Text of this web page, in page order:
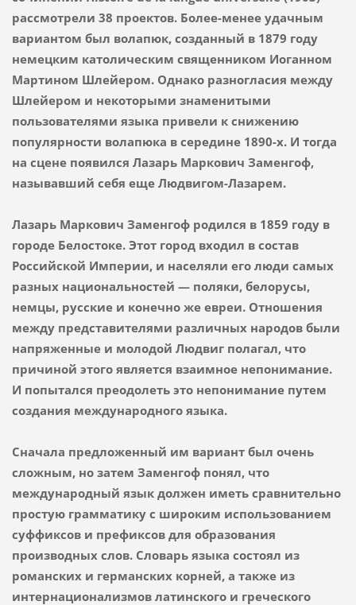
рассмотрели 38 проектов. Более-менее удачным
вариантом был волапюк, созданный в 1879 году
немецким католическим священником Иоганном
Мартином Шлейером. Однако разногласия между
Шлейером и некоторыми знаменитыми
пользователями языка привели к снижению
популярности волапюка в середине 1890-х. И тогда
на сцене появился Лазарь Маркович Заменгоф,
называвший себя еще Людвигом-Лазарем.
Лазарь Маркович Заменгоф родился в 1859 году в
городе Белостоке. Этот город входил в состав
Российской Империи, и населяли его люди самых
разных национальностей — поляки, белорусы,
немцы, русские и конечно же евреи. Отношения
между представителями различных народов были
напряженные и молодой Людвиг полагал, что
причиной этого является взаимное непонимание.
И попытался преодолеть это непонимание путем
создания международного языка.
Сначала предложенный им вариант был очень
сложным, но затем Заменгоф понял, что
международный язык должен иметь сравнительно
простую грамматику с широким использованием
суффиксов и префиксов для образования
производных слов. Словарь языка состоял из
романских и германских корней, а также из
интернационализмов латинского и греческого